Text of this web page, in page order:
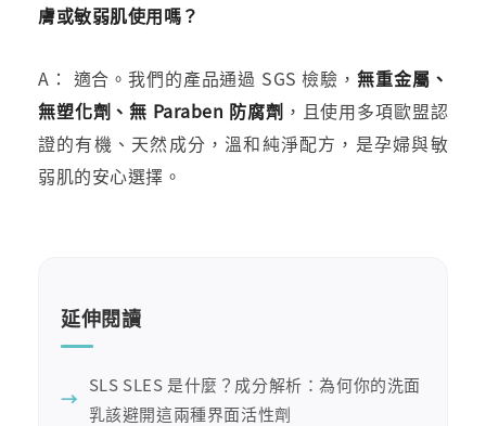
膚或敏弱肌使用嗎？
A： 適合。我們的產品通過 SGS 檢驗，無重金屬、
無塑化劑、無 Paraben 防腐劑 ，且使用多項歐盟認
證的有機、天然成分，溫和純淨配方，是孕婦與敏
弱肌的安心選擇。
延伸閱讀
SLS SLES 是什麼？成分解析：為何你的洗面
乳該避開這兩種界面活性劑